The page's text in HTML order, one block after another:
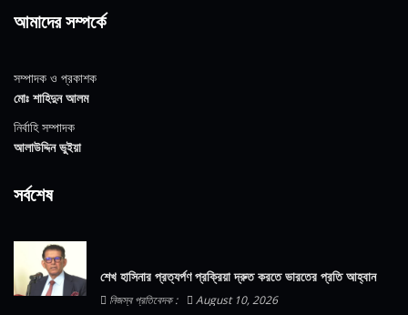
আমাদের সম্পর্কে
সম্পাদক ও প্রকাশক
মোঃ শাহিদুন আলম
নির্বাহি সম্পাদক
আলাউদ্দিন ভুইয়া
সর্বশেষ
শেখ হাসিনার প্রত্যর্পণ প্রক্রিয়া দ্রুত করতে ভারতের প্রতি আহ্বান
নিজস্ব প্রতিবেদক : August 10, 2026